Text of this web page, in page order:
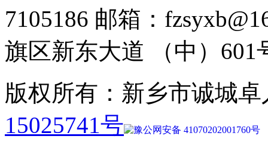
7105186 邮箱：
旗区新东大道 （中）601
版权所有：新乡市诚城
15025741号
豫公网安备 41070202001760号